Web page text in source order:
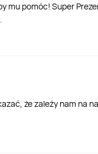
mu pomóc! Super
że zależy nam na